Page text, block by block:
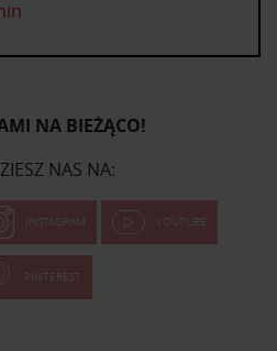
NA BIEŻĄCO!
NAS NA:
INSTAGRAM YOUTUBE
PINTEREST